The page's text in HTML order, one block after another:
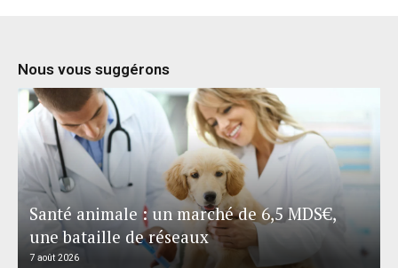
Nous vous suggérons
Santé animale : un marché de 6,5 MDS€,
une bataille de réseaux
7 août 2026